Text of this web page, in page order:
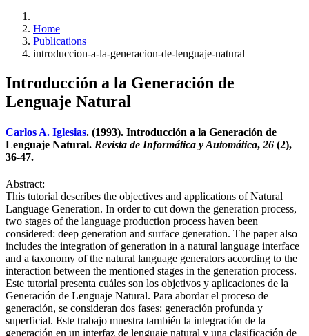
Home
Publications
introduccion-a-la-generacion-de-lenguaje-natural
Introducción a la Generación de
Lenguaje Natural
Carlos A. Iglesias. (1993). Introducción a la Generación de
Lenguaje Natural. Revista de Informática y Automática, 26 (2),
36-47.
Abstract:
This tutorial describes the objectives and applications of Natural
Language Generation. In order to cut down the generation process,
two stages of the language production process haven been
considered: deep generation and surface generation. The paper also
includes the integration of generation in a natural language interface
and a taxonomy of the natural language generators according to the
interaction between the mentioned stages in the generation process.
Este tutorial presenta cuáles son los objetivos y aplicaciones de la
Generación de Lenguaje Natural. Para abordar el proceso de
generación, se consideran dos fases: generación profunda y
superficial. Este trabajo muestra también la integración de la
generación en un interfaz de lenguaje natural y una clasificación de